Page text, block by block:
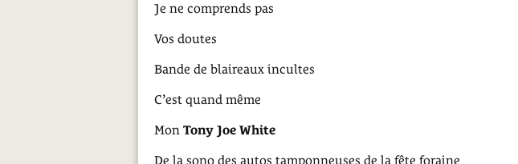
Je ne comprends pas
Vos doutes
Bande de blaireaux incultes
C’est quand même
Mon Tony Joe White
De la sono des autos tamponneuses de la fête foraine